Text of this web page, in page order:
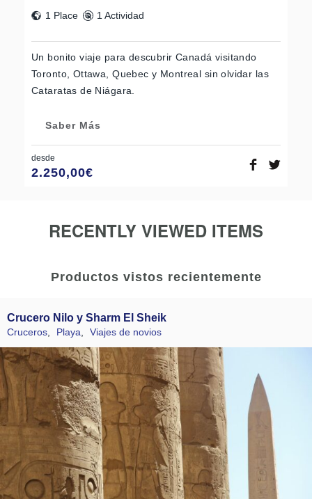
1 Place
1 Actividad
Un bonito viaje para descubrir Canadá visitando
Toronto, Ottawa, Quebec y Montreal sin olvidar las
Cataratas de Niágara.
Saber Más
desde
2.250,00€
RECENTLY VIEWED ITEMS
Productos vistos recientemente
Crucero Nilo y Sharm El Sheik
Cruceros Playa Viajes de novios